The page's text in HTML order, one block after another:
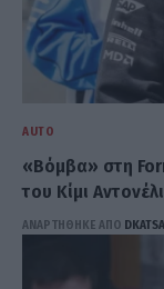
AUTO
«Βόμβα» στη
του Κίμι
ΑΝΑΡΤΗΘΗΚΕ ΑΠΟ